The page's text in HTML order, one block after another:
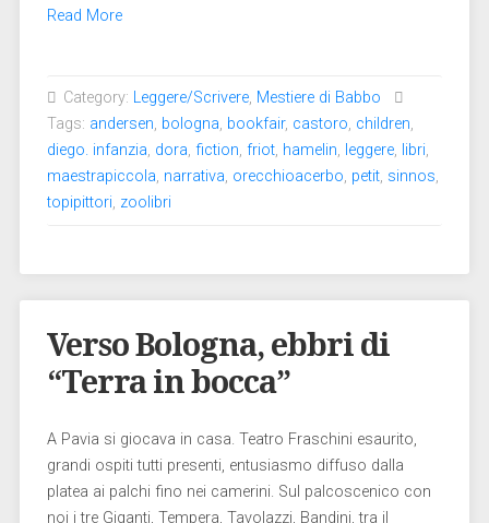
Read More
Category: Leggere/Scrivere, Mestiere di Babbo
Tags: andersen, bologna, bookfair, castoro, children,
diego. infanzia, dora, fiction, friot, hamelin, leggere, libri,
maestrapiccola, narrativa, orecchioacerbo, petit, sinnos,
topipittori, zoolibri
Verso Bologna, ebbri di
“Terra in bocca”
A Pavia si giocava in casa. Teatro Fraschini esaurito,
grandi ospiti tutti presenti, entusiasmo diffuso dalla
platea ai palchi fino nei camerini. Sul palcoscenico con
noi i tre Giganti, Tempera, Tavolazzi, Bandini, tra il